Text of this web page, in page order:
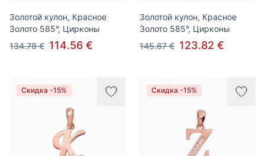
Золотой кулон, Красное
Золото 585°, Цирконы
134.78 € 114.56 €
Золотой кулон, Красное
Золото 585°, Цирконы
145.67 € 123.82 €
Скидка -15% Скидка -15%